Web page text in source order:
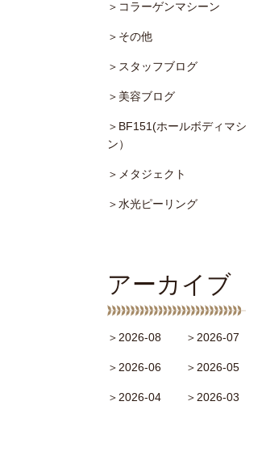
＞コラーゲンマシーン
＞その他
＞スタッフブログ
＞美容ブログ
＞BF151(ホールボディマシ
ン）
＞メタジェクト
＞水光ピーリング
アーカイブ
＞2026-08 ＞2026-07
＞2026-06 ＞2026-05
＞2026-04 ＞2026-03